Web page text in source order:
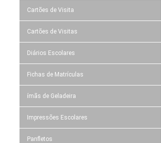
Cartões de Visita
Cartões de Visitas
Diários Escolares
Fichas de Matrículas
ímãs de Geladeira
Impressões Escolares
Panfletos